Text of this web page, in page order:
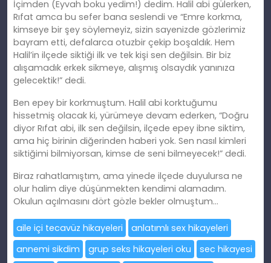
İçimden (Eyvah boku yedim!) dedim. Halil abi gülerken,
Rıfat amca bu sefer bana seslendi ve “Emre korkma,
kimseye bir şey söylemeyiz, sizin sayenizde gözlerimiz
bayram etti, defalarca otuzbir çekip boşaldık. Hem
Halil’in ilçede siktiği ilk ve tek kişi sen değilsin. Bir biz
alışamadık erkek sikmeye, alışmış olsaydık yanınıza
gelecektik!” dedi.
Ben epey bir korkmuştum. Halil abi korktuğumu
hissetmiş olacak ki, yürümeye devam ederken, “Doğru
diyor Rıfat abi, ilk sen değilsin, ilçede epey ibne siktim,
ama hiç birinin diğerinden haberi yok. Sen nasıl kimleri
siktiğimi bilmiyorsan, kimse de seni bilmeyecek!” dedi.
Biraz rahatlamıştım, ama yinede ilçede duyulursa ne
olur halim diye düşünmekten kendimi alamadım.
Okulun açılmasını dört gözle bekler olmuştum…
aile içi tecavüz hikayeleri
anlatımlı sex hikayeleri
annemi sikdim
grup seks hikayeleri oku
sec hikayesi